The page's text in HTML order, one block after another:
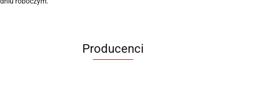
Producenci